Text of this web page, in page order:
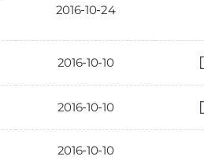
2016-10-24
2016-10-10
2016-10-10
2016-10-10